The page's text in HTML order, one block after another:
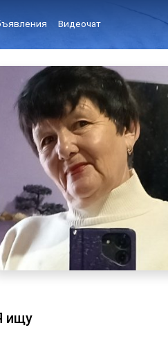
Видеочат
ищу